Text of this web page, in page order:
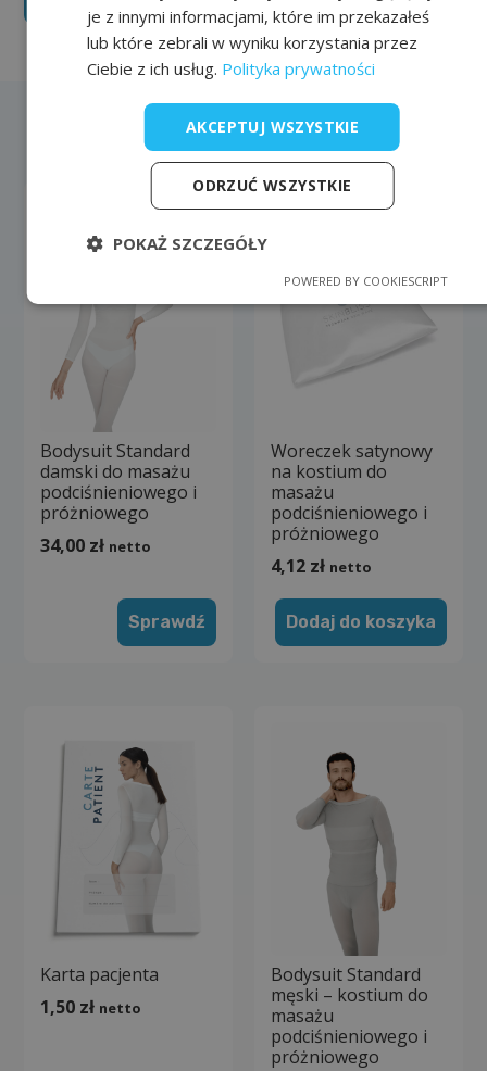
Bestsellery
Bodysuit Standard
damski do masażu
podciśnieniowego i
próżniowego
34,00 zł netto
Sprawdź
Woreczek satynowy
na kostium do
masażu
podciśnieniowego i
próżniowego
4,12 zł netto
Dodaj do koszyka
Karta pacjenta
1,50 zł netto
Bodysuit Standard
męski – kostium do
masażu
podciśnieniowego i
próżniowego
je z innymi informacjami, które im przekazałeś
lub które zebrali w wyniku korzystania przez
Ciebie z ich usług. Polityka prywatności
AKCEPTUJ WSZYSTKIE
ODRZUĆ WSZYSTKIE
POKAŻ SZCZEGÓŁY
POWERED BY COOKIESCRIPT